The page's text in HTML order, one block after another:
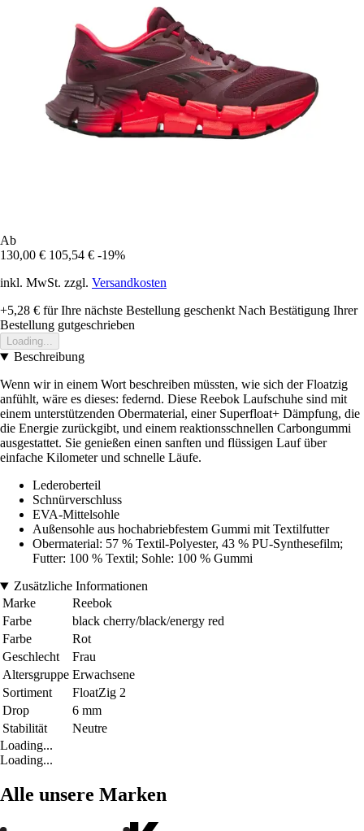
Ab
130,00 € 105,54 € -19%
inkl. MwSt. zzgl. Versandkosten
+5,28 € für Ihre nächste Bestellung geschenkt Nach Bestätigung Ihrer
Bestellung gutgeschrieben
Loading...
Beschreibung
Wenn wir in einem Wort beschreiben müssten, wie sich der Floatzig
anfühlt, wäre es dieses: federnd. Diese Reebok Laufschuhe sind mit
einem unterstützenden Obermaterial, einer Superfloat+ Dämpfung, die
die Energie zurückgibt, und einem reaktionsschnellen Carbongummi
ausgestattet. Sie genießen einen sanften und flüssigen Lauf über
einfache Kilometer und schnelle Läufe.
Lederoberteil
Schnürverschluss
EVA-Mittelsohle
Außensohle aus hochabriebfestem Gummi mit Textilfutter
Obermaterial: 57 % Textil-Polyester, 43 % PU-Synthesefilm;
Futter: 100 % Textil; Sohle: 100 % Gummi
Zusätzliche Informationen
Marke
Reebok
Farbe
black cherry/black/energy red
Farbe
Rot
Geschlecht
Frau
Altersgruppe Erwachsene
Sortiment
FloatZig 2
Drop
6 mm
Stabilität
Neutre
Loading...
Loading...
Alle unsere Marken